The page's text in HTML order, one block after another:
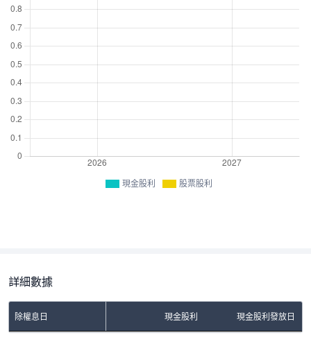
現金股利 股票股利
詳細數據
除權息日 現金股利 現金股利發放日